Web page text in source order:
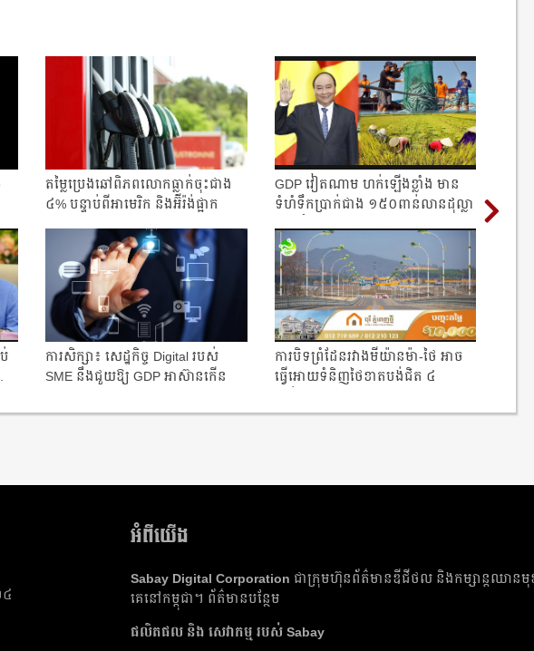
តម្លៃប្រេងឆៅពិភពលោកធ្លាក់ចុះជាង
៤% បន្ទាប់ពីអាមេរិក និងអ៊ីរ៉ង់ផ្អាក
GDP វៀតណាម ហក់ឡើងខ្លាំង មាន
ទំហំទឹកប្រាក់ជាង ១៥០ពាន់លានដុល្លា
ការសិក្សា៖ សេដ្ឋកិច្ច Digital របស់ ​
SME នឹង​ជួយ​ឱ្យ​ GDP អាស៊ាន​កើន
ការបិទព្រំដែនរវាងមីយ៉ានម៉ា-ថៃ អាច
ធ្វើអោយទំនិញថៃខាតបង់ជិត ៤
៤
អំពីយើង
Sabay Digital Corporation ជា​ក្រុមហ៊ុន​ព័ត៌មាន​ឌីជីថល និង​កម្សាន្ត​ឈាន​មុ
គេ​នៅ​កម្ពុជា។ ព័ត៌មាន​បន្ថែម
ផលិត​ផល​ និង​ សេវាកម្ម របស់ Sabay